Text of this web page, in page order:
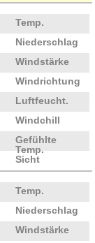
Temp.
Niederschlag
Windstärke
Windrichtung
Luftfeucht.
Windchill
Gefühlte
Temp.
Sicht
Temp.
Niederschlag
Windstärke